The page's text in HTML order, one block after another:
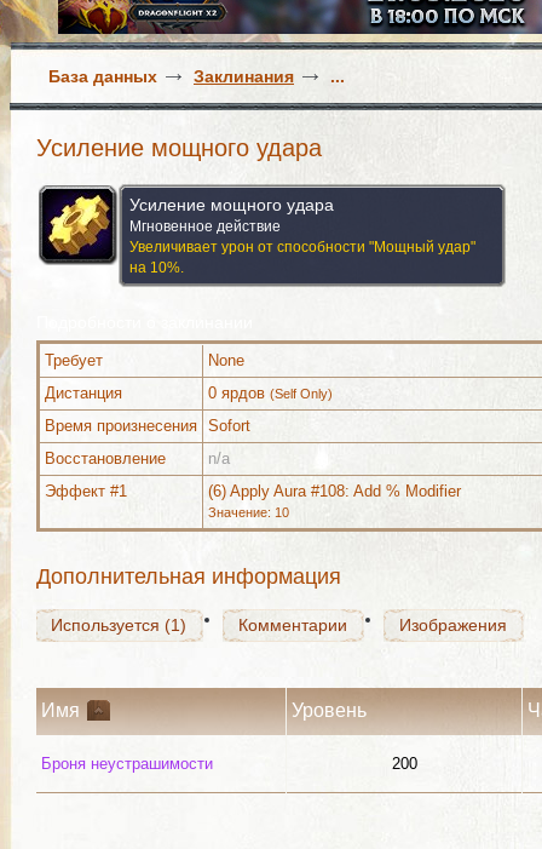
База данных Заклинания ...
Усиление мощного удара
Усиление мощного удара
Мгновенное действие
Увеличивает урон от способности "Мощный удар"
на 10%.
Требует
None
Дистанция
0 ярдов (Self Only)
Время произнесения Sofort
Восстановление
n/a
Эффект #1
(6) Apply Aura #108: Add % Modifier
Значение: 10
Дополнительная информация
Используется (1) Комментарии
Используется (1) Комментарии Изображения
Используется (1) Комментарии Изображения
Имя Уровень
Броня неустрашимости 200